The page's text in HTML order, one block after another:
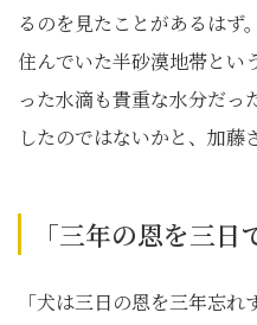
るのを見たことがあるはず
住んでいた半砂漠地帯とい
った水滴も貴重な水分だっ
したのではないかと、加藤
「三年の恩を三
「犬は三日の恩を三年忘